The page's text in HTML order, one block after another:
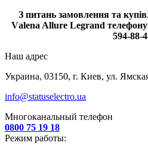
З питань замовлення та
Vаlena Allure Legrand
594-88-
Наш адрес
Украина, 03150, г. Киев, ул.
info@statuselectro.ua
Многоканальный телефон
0800 75 19 18
Режим работы: